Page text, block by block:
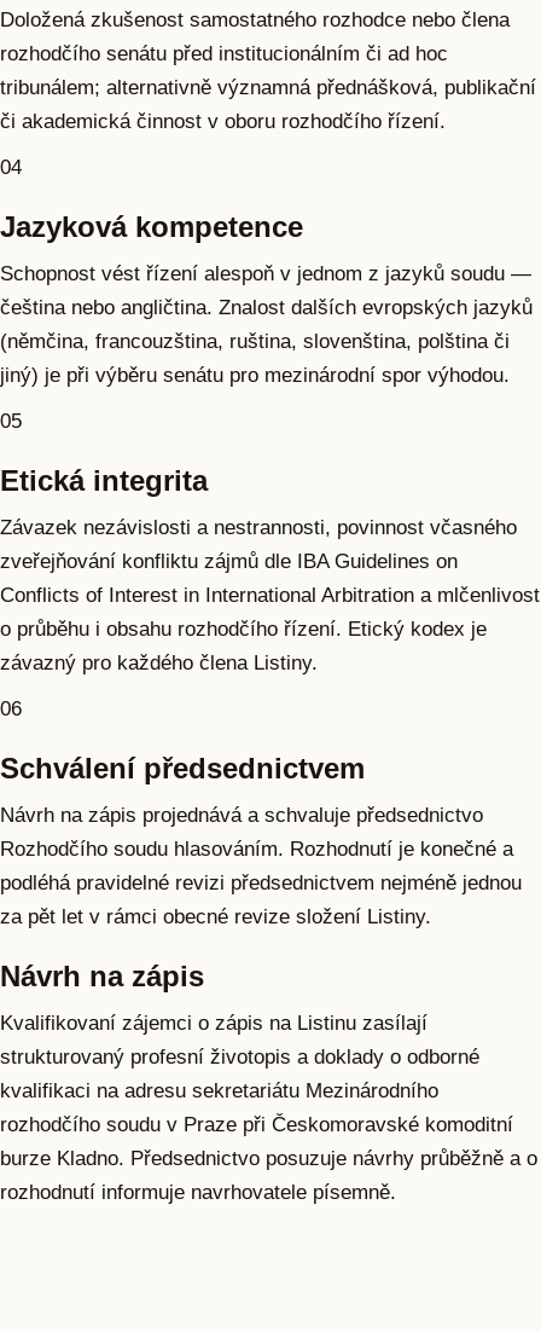
Doložená zkušenost samostatného rozhodce nebo člena
rozhodčího senátu před institucionálním či ad hoc
tribunálem; alternativně významná přednášková, publikační
či akademická činnost v oboru rozhodčího řízení.
04
Jazyková kompetence
Schopnost vést řízení alespoň v jednom z jazyků soudu —
čeština nebo angličtina. Znalost dalších evropských jazyků
(němčina, francouzština, ruština, slovenština, polština či
jiný) je při výběru senátu pro mezinárodní spor výhodou.
05
Etická integrita
Závazek nezávislosti a nestrannosti, povinnost včasného
zveřejňování konfliktu zájmů dle IBA Guidelines on
Conflicts of Interest in International Arbitration a mlčenlivost
o průběhu i obsahu rozhodčího řízení. Etický kodex je
závazný pro každého člena Listiny.
06
Schválení předsednictvem
Návrh na zápis projednává a schvaluje předsednictvo
Rozhodčího soudu hlasováním. Rozhodnutí je konečné a
podléhá pravidelné revizi předsednictvem nejméně jednou
za pět let v rámci obecné revize složení Listiny.
Návrh na zápis
Kvalifikovaní zájemci o zápis na Listinu zasílají
strukturovaný profesní životopis a doklady o odborné
kvalifikaci na adresu sekretariátu Mezinárodního
rozhodčího soudu v Praze při Českomoravské komoditní
burze Kladno. Předsednictvo posuzuje návrhy průběžně a o
rozhodnutí informuje navrhovatele písemně.